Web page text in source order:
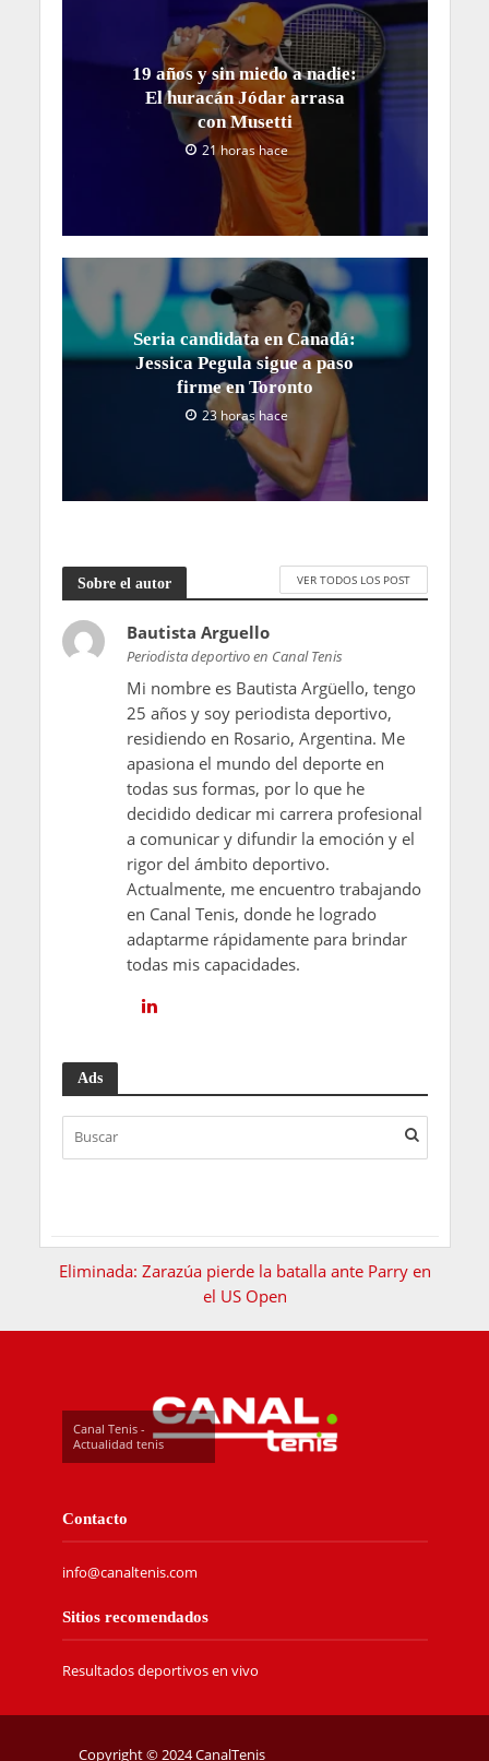
19 años y sin miedo a nadie:
El huracán Jódar arrasa
con Musetti
21 horas hace
Seria candidata en Canadá:
Jessica Pegula sigue a paso
firme en Toronto
23 horas hace
Sobre el autor VER TODOS LOS POST
Bautista Arguello
Periodista deportivo en Canal Tenis
Mi nombre es Bautista Argüello, tengo
25 años y soy periodista deportivo,
residiendo en Rosario, Argentina. Me
apasiona el mundo del deporte en
todas sus formas, por lo que he
decidido dedicar mi carrera profesional
a comunicar y difundir la emoción y el
rigor del ámbito deportivo.
Actualmente, me encuentro trabajando
en Canal Tenis, donde he logrado
adaptarme rápidamente para brindar
todas mis capacidades.
Ads
Eliminada: Zarazúa pierde la batalla ante Parry en
el US Open
Canal Tenis -
Actualidad tenis
Contacto
info@canaltenis.com
Sitios recomendados
Resultados deportivos en vivo
Copyright © 2024 CanalTenis